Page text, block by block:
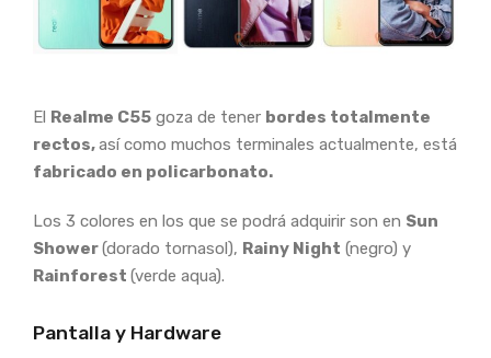
El Realme C55 goza de tener bordes totalmente
rectos,así como muchos terminales actualmente, está
fabricado en policarbonato.
Los 3 colores en los que se podrá adquirir son en Sun
Shower(dorado tornasol), Rainy Night (negro) y
Rainforest (verde aqua).
Pantalla y Hardware